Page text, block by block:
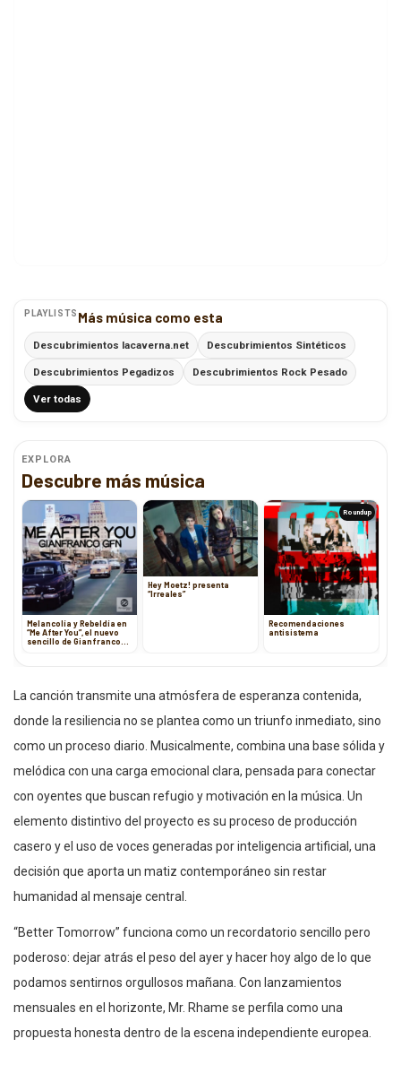
PLAYLISTS Más música como esta
Descubrimientos lacaverna.net Descubrimientos Sintéticos
Descubrimientos Pegadizos Descubrimientos Rock Pesado
Ver todas
EXPLORA
Descubre más música
Melancolía y Rebeldía en
“Me After You”, el nuevo
sencillo de Gianfranco
Hey Moetz! presenta
“Irreales”
Roundup
Recomendaciones
antisistema
La canción transmite una atmósfera de esperanza contenida,
donde la resiliencia no se plantea como un triunfo inmediato, sino
como un proceso diario. Musicalmente, combina una base sólida y
melódica con una carga emocional clara, pensada para conectar
con oyentes que buscan refugio y motivación en la música. Un
elemento distintivo del proyecto es su proceso de producción
casero y el uso de voces generadas por inteligencia artificial, una
decisión que aporta un matiz contemporáneo sin restar
humanidad al mensaje central.
“Better Tomorrow” funciona como un recordatorio sencillo pero
poderoso: dejar atrás el peso del ayer y hacer hoy algo de lo que
podamos sentirnos orgullosos mañana. Con lanzamientos
mensuales en el horizonte, Mr. Rhame se perfila como una
propuesta honesta dentro de la escena independiente europea.